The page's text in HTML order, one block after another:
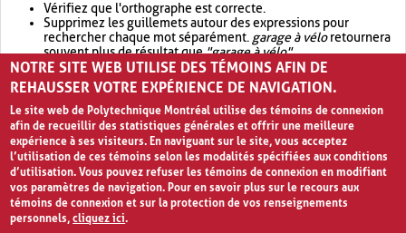
Vérifiez que l'orthographe est correcte.
Supprimez les guillemets autour des expressions pour
rechercher chaque mot séparément. garage à véloretournera
souvent plus de résultat que"garage à vélo".
Envisagez d'élargir votre recherche avec OR.garage OR vélo
retournera souvent plus de résultat quegarage à vélo
NOTRE SITE WEB UTILISE DES TÉMOINS AFIN DE
REHAUSSER VOTRE EXPÉRIENCE DE NAVIGATION.
Le site web de Polytechnique Montréal utilise des témoins de connexion
afin de recueillir des statistiques générales et offrir une meilleure
expérience à ses visiteurs. En naviguant sur le site, vous acceptez
l’utilisation de ces témoins selon les modalités spécifiées aux conditions
d’utilisation. Vous pouvez refuser les témoins de connexion en modifiant
vos paramètres de navigation. Pour en savoir plus sur le recours aux
témoins de connexion et sur la protection de vos renseignements
personnels,cliquez ici.